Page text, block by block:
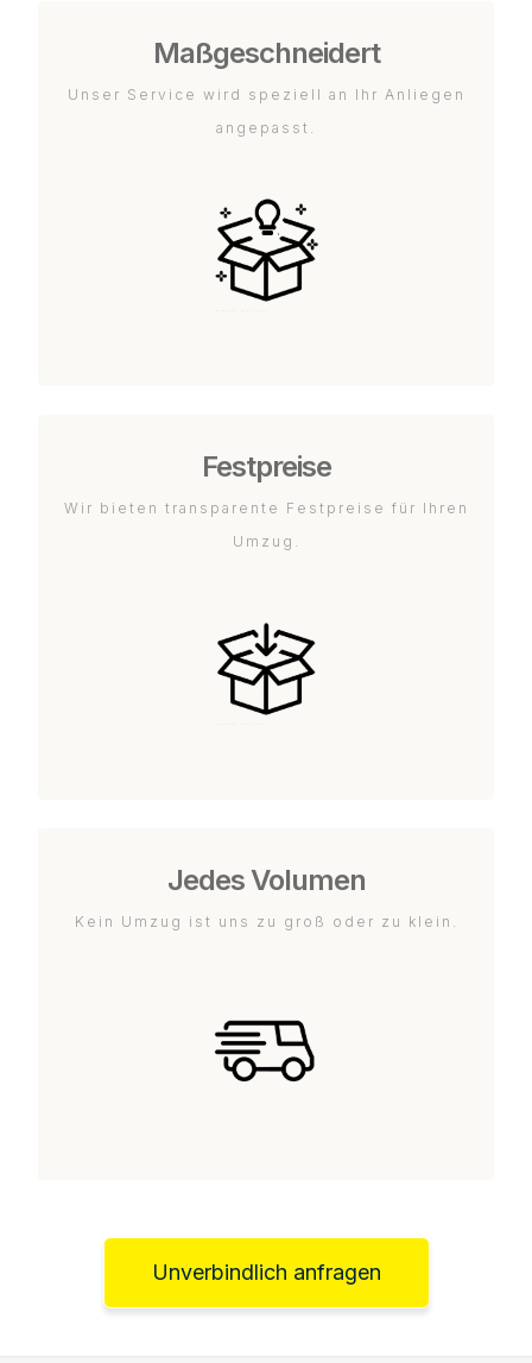
Maßgeschneidert
Unser Service wird speziell an Ihr Anliegen
angepasst.
Festpreise
Wir bieten transparente Festpreise für Ihren
Umzug.
Jedes Volumen
Kein Umzug ist uns zu groß oder zu klein.
Unverbindlich anfragen